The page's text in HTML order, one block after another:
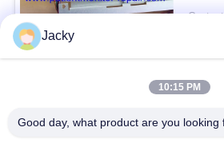
ওয়ারেন্টি
Jacky
10:15 PM
Good day, what product are you looking